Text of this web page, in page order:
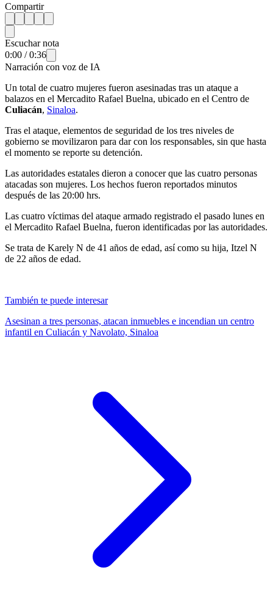
Compartir
Escuchar nota
0:00 /0:36
Narración con voz de IA
Un total de cuatro mujeres fueron asesinadas tras un ataque a
balazos en el Mercadito Rafael Buelna, ubicado en el Centro de
Culiacán, Sinaloa.
Tras el ataque, elementos de seguridad de los tres niveles de
gobierno se movilizaron para dar con los responsables, sin que hasta
el momento se reporte su detención.
Las autoridades estatales dieron a conocer que las cuatro personas
atacadas son mujeres. Los hechos fueron reportados minutos
después de las 20:00 hrs.
Las cuatro víctimas del ataque armado registrado el pasado lunes en
el Mercadito Rafael Buelna, fueron identificadas por las autoridades.
Se trata de Karely N de 41 años de edad, así como su hija, Itzel N
de 22 años de edad.
También te puede interesar
Asesinan a tres personas, atacan inmuebles e incendian un centro
infantil en Culiacán y Navolato, Sinaloa